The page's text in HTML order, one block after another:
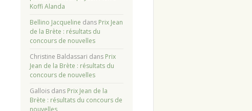
Koffi Alanda
Bellino Jacqueline dans Prix Jean
de la Brète : résultats du
concours de nouvelles
Christine Baldassari dans Prix
Jean de la Brète : résultats du
concours de nouvelles
Galloisdans Prix Jean de la
Brète : résultats du concours de